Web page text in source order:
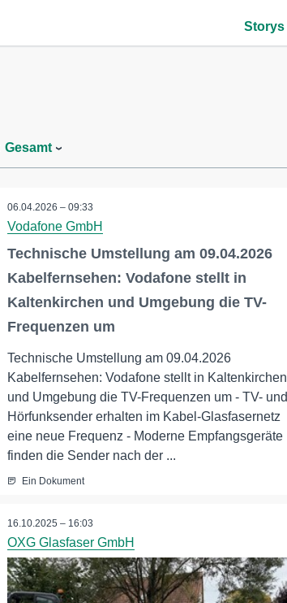
Storys
Gesamt
06.04.2026 – 09:33
Vodafone GmbH
Technische Umstellung am 09.04.2026
Kabelfernsehen: Vodafone stellt in
Kaltenkirchen und Umgebung die TV-
Frequenzen um
Technische Umstellung am 09.04.2026
Kabelfernsehen: Vodafone stellt in Kaltenkirchen
und Umgebung die TV-Frequenzen um - TV- und
Hörfunksender erhalten im Kabel-Glasfasernetz
eine neue Frequenz - Moderne Empfangsgeräte
finden die Sender nach der ...
Ein Dokument
16.10.2025 – 16:03
OXG Glasfaser GmbH